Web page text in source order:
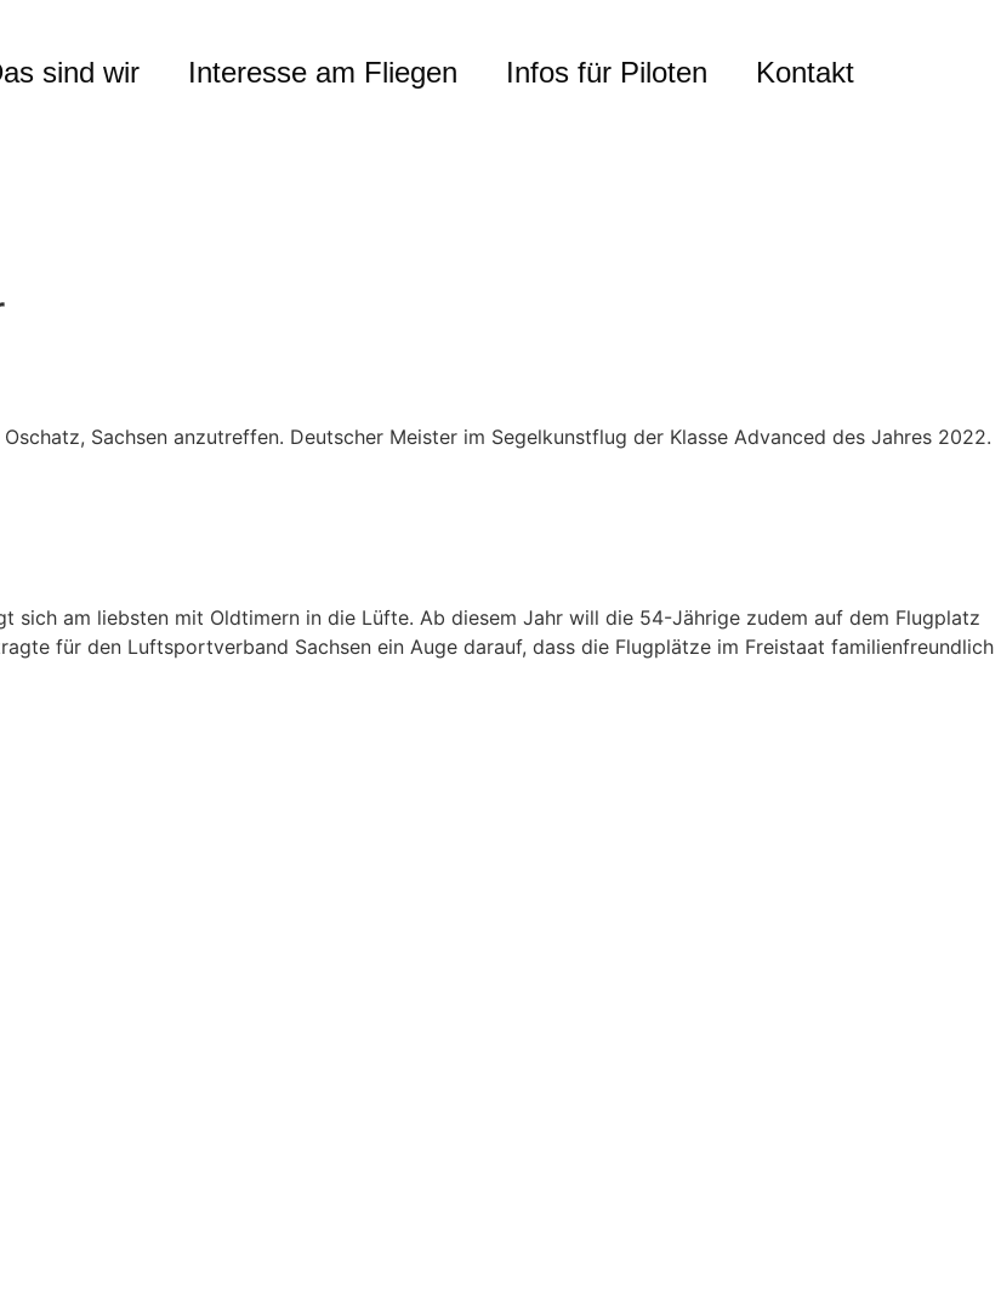
sind wir Interesse am Fliegen Infos für Piloten Kontakt
Sachsen anzutreffen. Deutscher Meister im Segelkunstflug der Klasse Advanced des Jahres 2022.
sich am liebsten mit Oldtimern in die Lüfte. Ab diesem Jahr will die 54-Jährige zudem auf dem Flugplatz
für den Luftsportverband Sachsen ein Auge darauf, dass die Flugplätze im Freistaat familienfreundlich